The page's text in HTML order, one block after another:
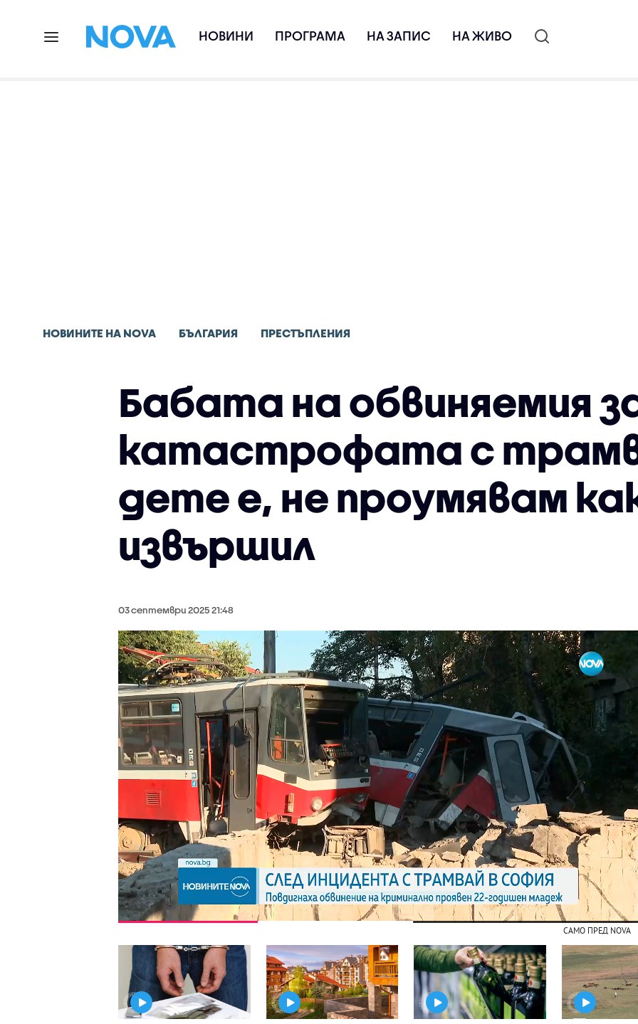
НОВИНИ ПРОГРАМА НА ЗАПИС НА ЖИВО
НОВИНИТЕ НА NOVA БЪЛГАРИЯ ПРЕСТЪПЛЕНИЯ
Бабата на обвиняемия
катастрофата с
дете е, не проумявам
извършил
03 септември 2025 21:48
САМО ПРЕД NOVA